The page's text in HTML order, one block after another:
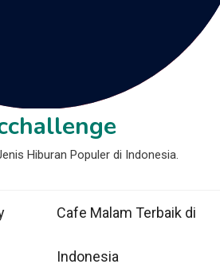
Hiburan Populer di Indonesia.
Cafe Malam Terbaik di
Indonesia